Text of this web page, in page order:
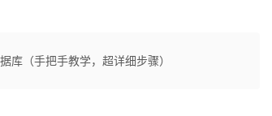
库（手把手教学，超详细步骤）